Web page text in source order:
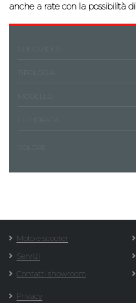
anche a rate con la possibilità di
Moto e scooter
Servizi
Contatti showroom
Privacy